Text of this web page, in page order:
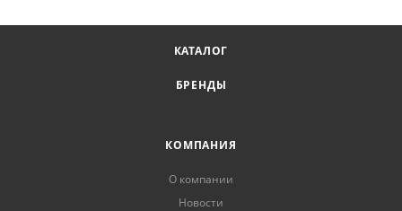
КАТАЛОГ
БРЕНДЫ
КОМПАНИЯ
О компании
Новости